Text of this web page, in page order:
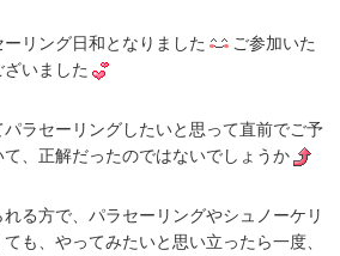
リング日和となりました
ご参加いた
いました
ラセーリングしたいと思って直前でご予
、正解だったのではないでしょうか
る方で、パラセーリングやシュノーケリ
も、やってみたいと思い立ったら一度、